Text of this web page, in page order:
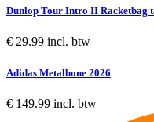
Dunlop Tour Intro II Racketbag
€ 29.99 incl. btw
Adidas Metalbone 2026
€ 149.99 incl. btw